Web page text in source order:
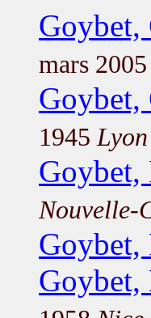
Goybet,
mars 2005
Goybet,
1945
Goybet,
Nouvelle-
Goybet,
Goybet,